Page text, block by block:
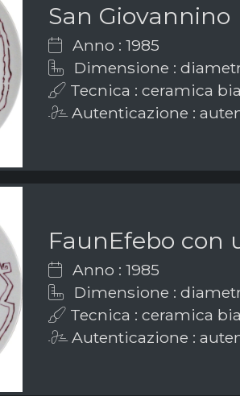
San Giovannino
Anno : 1985
Dimensione :
Tecnica : ceramica
Autenticazione :
FaunEfebo con
Anno : 1985
Dimensione :
Tecnica : ceramica
Autenticazione :